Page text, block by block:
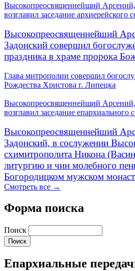
Высокопреосвященнейший
возглавил заседание
Высокопреосвященнейший
Задонский совершил
праздника в храме пророка
Глава митрополии совершил
Рождества Христова г. Липецка
Высокопреосвященнейший
возглавил заседание епархиального
Высокопреосвященнейший
Задонский, в сослужении
схимитрополита Никона
литургию и чин молебного
Богородицком мужском
Смотреть все →
Форма поиска
Поиск
Епархиальные